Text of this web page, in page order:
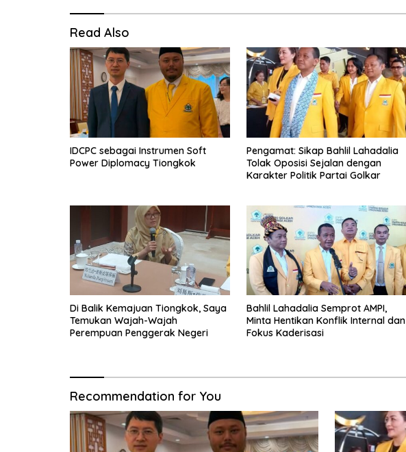
Read Also
IDCPC sebagai Instrumen Soft
Power Diplomacy Tiongkok
Pengamat: Sikap Bahlil Lahadalia
Tolak Oposisi Sejalan dengan
Karakter Politik Partai Golkar
Di Balik Kemajuan Tiongkok, Saya
Temukan Wajah-Wajah
Perempuan Penggerak Negeri
Bahlil Lahadalia Semprot AMPI,
Minta Hentikan Konflik Internal dan
Fokus Kaderisasi
Recommendation for You